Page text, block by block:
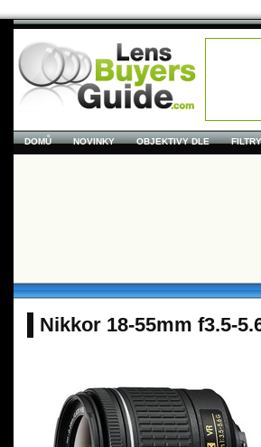
DOMŮ NOVINKY OBJEKTIVY DLE FILTRY
Nikkor 18-55mm f3.5-